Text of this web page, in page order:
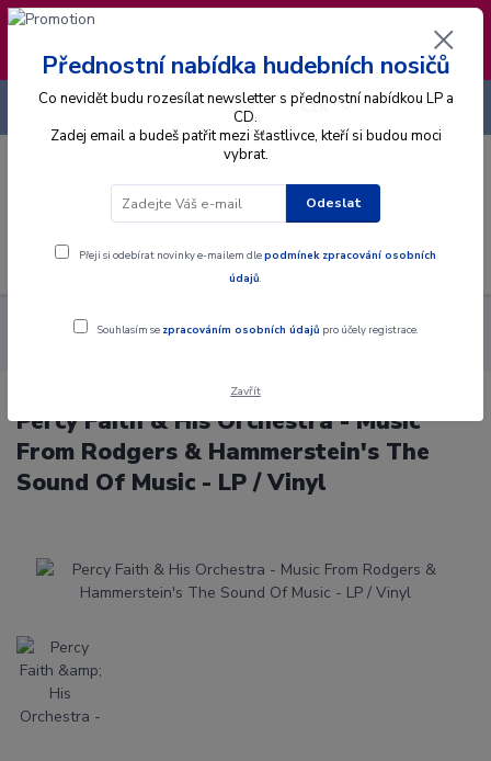
❣️ Od 4.8. do 13.8. čerpám dovolenou. Datum
expedice objednávek se posouvá na pátek
14.8.2026 🐋
Menu
CZK
+420 725 736 293
Alba Gramodesky
Percy Faith & His Orchestra - Music From
Percy Faith & His Orchestra - Music
From Rodgers & Hammerstein's The
Sound Of Music - LP / Vinyl
Přednostní nabídka hudebních nosičů
Co nevidět budu rozesílat newsletter s přednostní nabídkou LP a
CD.
Zadej email a budeš patřit mezi šťastlivce, kteří si budou moci
vybrat.
Odeslat
Přeji si odebírat novinky e-mailem dlepodmínek zpracování osobních
údajů.
Souhlasím se zpracováním osobních údajů pro účely registrace.
Zavřít